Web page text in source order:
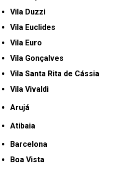
Vila Duzzi
Vila Euclides
Vila Euro
Vila Gonçalves
Vila Santa Rita de Cássia
Vila Vivaldi
Arujá
Atibaia
Barcelona
Boa Vista